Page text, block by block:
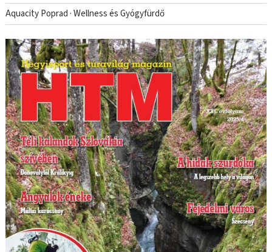
Aquacity Poprad · Wellness és Gyógyfürdő